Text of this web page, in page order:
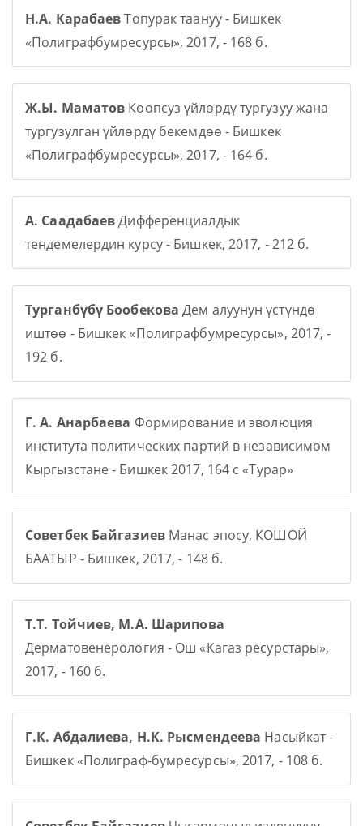
Н.А. КарабаевТопурак таануу - Бишкек
«Полиграфбумресурсы», 2017, - 168 б.
Ж.Ы. Маматов Коопсуз үйлөрдү тургузуу жана
тургузулган үйлөрдү бекемдөө - Бишкек
«Полиграфбумресурсы», 2017, - 164 б.
А. СаадабаевДифференциалдык
тендемелердин курсу - Бишкек, 2017, - 212 б.
Турганбүбү Бообекова Дем алуунун үстүндө
иштөө - Бишкек «Полиграфбумресурсы», 2017, -
192 б.
Г. А. Анарбаева Формирование и эволюция
института политических партий в независимом
Кыргызстане - Бишкек 2017, 164 с «Турар»
Советбек БайгазиевМанас эпосу, КОШОЙ
БААТЫР - Бишкек, 2017, - 148 б.
Т.Т. Тойчиев, М.А. Шарипова
Дерматовенерология - Ош «Кагаз ресурстары»,
2017, - 160 б.
Г.К. Абдалиева, Н.К. Рысмендеева Насыйкат -
Бишкек «Полиграф-бумресурсы», 2017, - 108 б.